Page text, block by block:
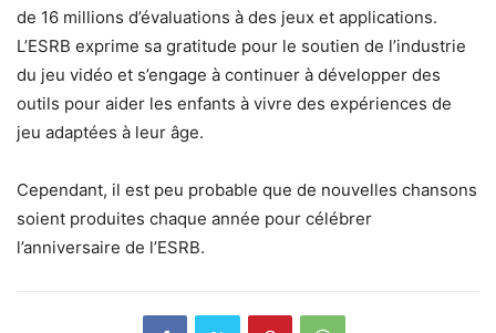
de 16 millions d’évaluations à des jeux et applications.
L’ESRB exprime sa gratitude pour le soutien de l’industrie
du jeu vidéo et s’engage à continuer à développer des
outils pour aider les enfants à vivre des expériences de
jeu adaptées à leur âge.
Cependant, il est peu probable que de nouvelles chansons
soient produites chaque année pour célébrer
l’anniversaire de l’ESRB.